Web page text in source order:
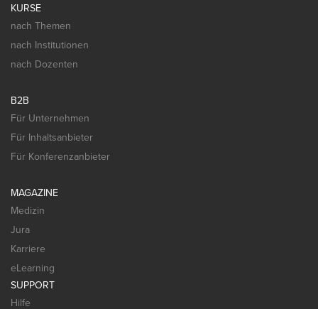
KURSE
nach Themen
nach Institutionen
nach Dozenten
B2B
Für Unternehmen
Für Inhaltsanbieter
Für Konferenzanbieter
MAGAZINE
Medizin
Jura
Karriere
eLearning
SUPPORT
Hilfe